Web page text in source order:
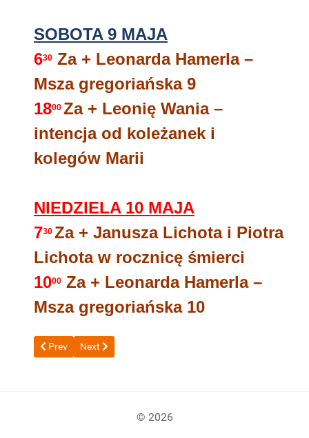
SOBOTA 9 MAJA
630 Za + Leonarda Hamerla –
Msza gregoriańska 9
1800 Za + Leonię Wania –
intencja od koleżanek i
kolegów Marii
NIEDZIELA 10 MAJA
730 Za + Janusza Lichota i Piotra
Lichota w rocznicę śmierci
1000 Za + Leonarda Hamerla –
Msza gregoriańska 10
Previous article: OD 10 DO 17 MAJA 2026 r
Prev Next article: 26 KWIETNIA DO 3 MAJA 2026 r
Next
© 2026